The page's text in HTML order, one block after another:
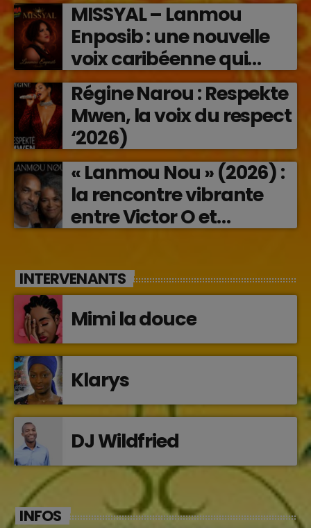
MISSYAL – Lanmou
Enposib : une nouvelle
voix caribéenne qui
transforme les émotions
en musique (2026)
Régine Narou : Respekte
Mwen, la voix du respect
‘2026)
« Lanmou Nou » (2026) :
la rencontre vibrante
entre Victor O et
INTERVENANTS
Mimi la douce
Klarys
DJ Wildfried
INFOS